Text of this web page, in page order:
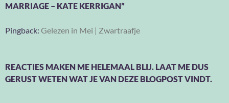
MARRIAGE – KATE KERRIGAN”
Pingback: Gelezen in Mei | Zwartraafje
REACTIES MAKEN ME HELEMAAL BLIJ. LAAT ME DUS
GERUST WETEN WAT JE VAN DEZE BLOGPOST VINDT.